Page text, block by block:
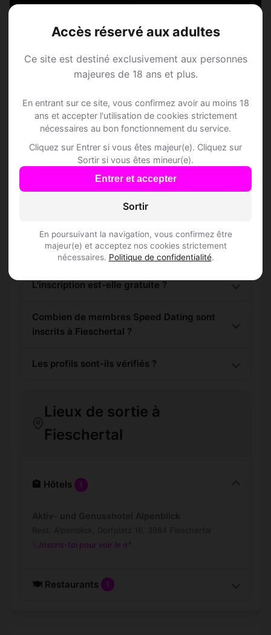
Accès réservé aux adultes
Ce site est destiné exclusivement aux personnes
majeures de 18 ans et plus.
En entrant sur ce site, vous confirmez avoir au moins 18
ans et accepter l'utilisation de cookies strictement
nécessaires au bon fonctionnement du service.
Cliquez sur Entrer si vous êtes majeur(e). Cliquez sur
Sortir si vous êtes mineur(e).
Entrer et accepter
Sortir
En poursuivant la navigation, vous confirmez être
majeur(e) et acceptez nos cookies strictement
nécessaires. Politique de confidentialité.
alentours !
S'inscrire gratuitement
Questions fréquentes
Comment trouver Speed Dating à
Fieschertal ?
L'inscription est-elle gratuite ?
Combien de membres Speed Dating sont
inscrits à Fieschertal ?
Les profils sont-ils vérifiés ?
Lieux de sortie à
Fieschertal
🏨 Hôtels 1
Inscris-toi pour voir le n°
🍽️ Restaurants 1